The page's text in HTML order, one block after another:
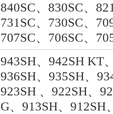
840SC、830SC、
731SC、730SC、
707SC、706SC、
943SH、942SH KT
936SH、935SH、
923SH 、922SH、
G、913SH、912SH